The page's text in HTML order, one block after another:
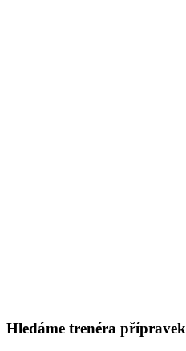
Hledáme trenéra přípravek